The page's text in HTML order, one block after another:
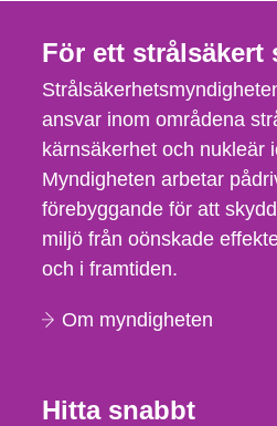
För ett strålsäkert
ansvar inom områdena
kärnsäkerhet och nukleär
Myndigheten arbetar
förebyggande för att
miljö från oönskade
och i framtiden.
Om myndigheten
Hitta snabbt